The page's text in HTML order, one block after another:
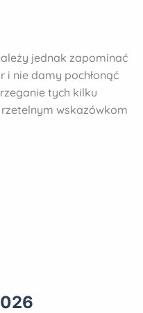
jednak zapominać
i nie damy pochłonąć
tych kilku
wskazówkom